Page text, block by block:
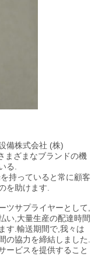
備株式会社 (株)
まざまなブランドの機
る.
持っていると常に顧客
を助けます.
ツサプライヤーとして,
い,大量生産の配達時間
す.輸送期間で,我々は
の協力を締結しました.
ービスを提供すること